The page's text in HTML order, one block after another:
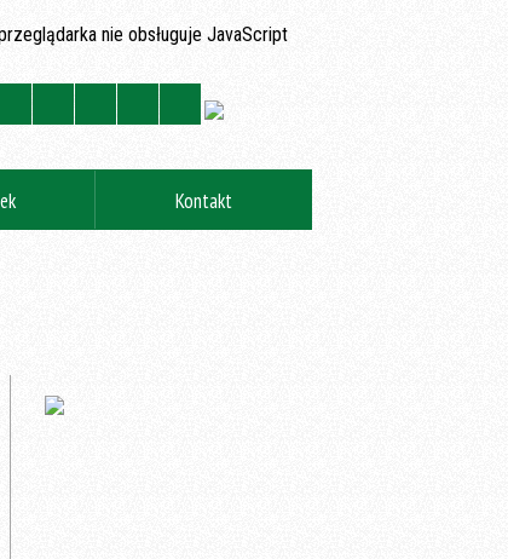
nie obsługuje JavaScript
Kontakt